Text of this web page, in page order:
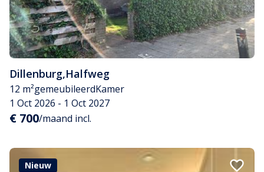
Dillenburg,Halfweg
12 m²gemeubileerdKamer
1 Oct 2026 - 1 Oct 2027
€ 700/maand incl.
Nieuw